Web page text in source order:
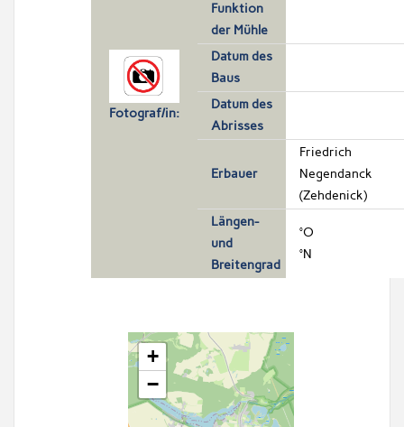
Fotograf/in:
Funktion
der Mühle
Datum des
Baus
Datum des
Abrisses
Erbauer
Friedrich
Negendanck
(Zehdenick)
Längen-
und
Breitengrad
°O
°N
+
−